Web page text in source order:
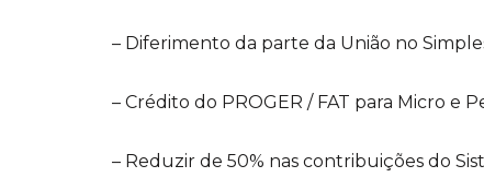
– Diferimento da parte da União no
– Crédito do PROGER / FAT para Micro e
– Reduzir de 50% nas contribuições do